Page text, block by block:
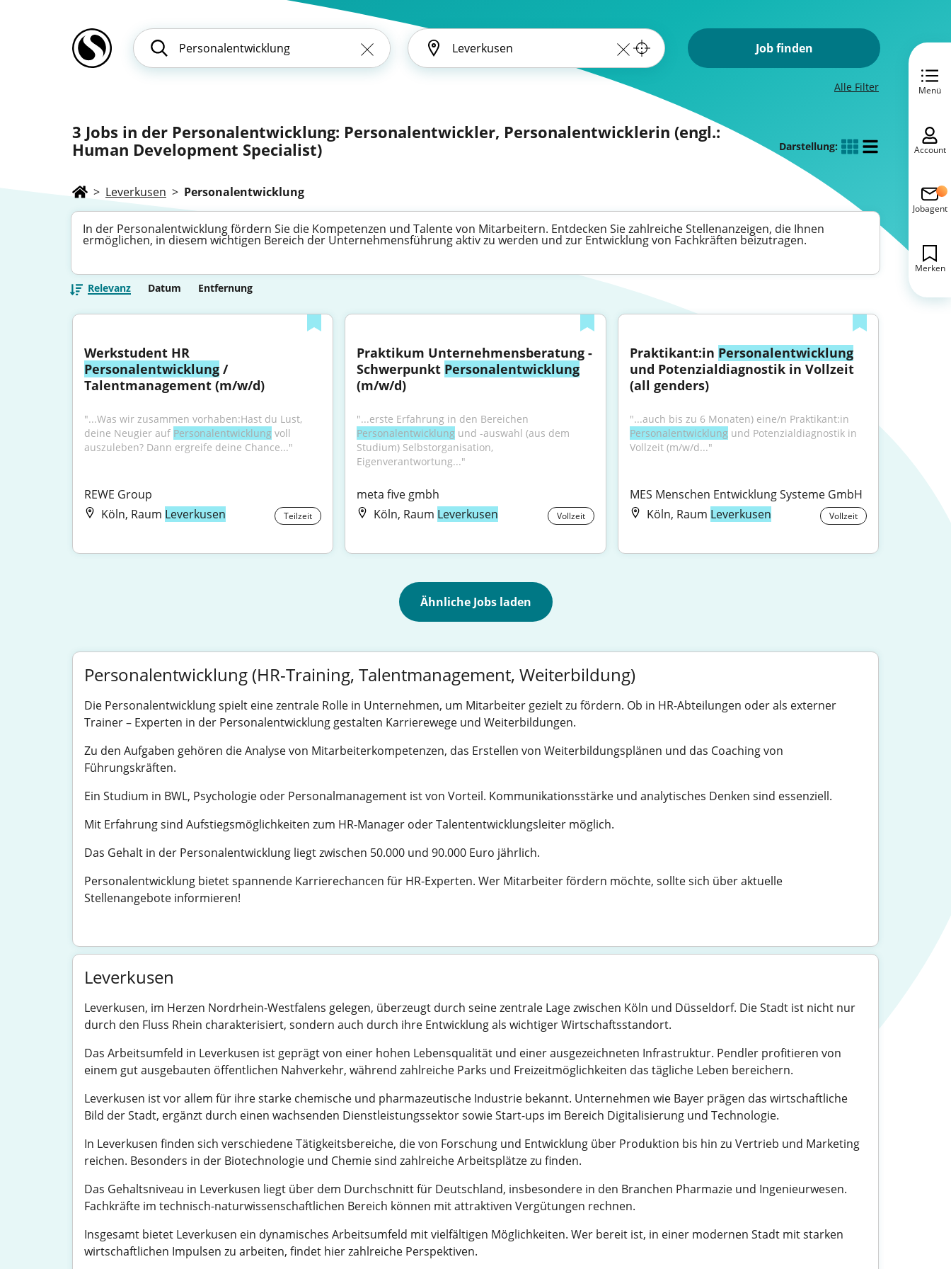
Job finden
Alle Filter
3 Jobs in der Personalentwicklung: Personalentwickler, Personalentwicklerin (engl.:
Human Development Specialist)
Darstellung:
> Leverkusen > Personalentwicklung
In der Personalentwicklung fördern Sie die Kompetenzen und Talente von Mitarbeitern. Entdecken Sie zahlreiche Stellenanzeigen, die Ihnen
ermöglichen, in diesem wichtigen Bereich der Unternehmensführung aktiv zu werden und zur Entwicklung von Fachkräften beizutragen.
Relevanz Datum Entfernung
Personalentwicklung /
Talentmanagement (m/w/d)
"...Was wir zusammen vorhaben:Hast du Lust,
deine Neugier auf Personalentwicklung voll
auszuleben? Dann ergreife deine Chance..."
REWE Group
Köln, Raum Leverkusen Teilzeit
Praktikum Unternehmensberatung -
Schwerpunkt Personalentwicklung
(m/w/d)
Personalentwicklung und -auswahl (aus dem
Studium) Selbstorganisation,
Eigenverantwortung..."
meta five gmbh
Köln, Raum Leverkusen Vollzeit
Praktikant:in Personalentwicklung
und Potenzialdiagnostik in Vollzeit
(all genders)
Personalentwicklung und Potenzialdiagnostik in
Vollzeit (m/w/d..."
MES Menschen Entwicklung Systeme GmbH
Köln, Raum Leverkusen Vollzeit
Ähnliche Jobs laden
Personalentwicklung (HR-Training, Talentmanagement, Weiterbildung)
Die Personalentwicklung spielt eine zentrale Rolle in Unternehmen, um Mitarbeiter gezielt zu fördern. Ob in HR-Abteilungen oder als externer
Trainer – Experten in der Personalentwicklung gestalten Karrierewege und Weiterbildungen.
Zu den Aufgaben gehören die Analyse von Mitarbeiterkompetenzen, das Erstellen von Weiterbildungsplänen und das Coaching von
Führungskräften.
Ein Studium in BWL, Psychologie oder Personalmanagement ist von Vorteil. Kommunikationsstärke und analytisches Denken sind essenziell.
Mit Erfahrung sind Aufstiegsmöglichkeiten zum HR-Manager oder Talententwicklungsleiter möglich.
Das Gehalt in der Personalentwicklung liegt zwischen 50.000 und 90.000 Euro jährlich.
Personalentwicklung bietet spannende Karrierechancen für HR-Experten. Wer Mitarbeiter fördern möchte, sollte sich über aktuelle
Stellenangebote informieren!
Leverkusen
Leverkusen, im Herzen Nordrhein-Westfalens gelegen, überzeugt durch seine zentrale Lage zwischen Köln und Düsseldorf. Die Stadt ist nicht nur
durch den Fluss Rhein charakterisiert, sondern auch durch ihre Entwicklung als wichtiger Wirtschaftsstandort.
Das Arbeitsumfeld in Leverkusen ist geprägt von einer hohen Lebensqualität und einer ausgezeichneten Infrastruktur. Pendler profitieren von
einem gut ausgebauten öffentlichen Nahverkehr, während zahlreiche Parks und Freizeitmöglichkeiten das tägliche Leben bereichern.
Leverkusen ist vor allem für ihre starke chemische und pharmazeutische Industrie bekannt. Unternehmen wie Bayer prägen das wirtschaftliche
Bild der Stadt, ergänzt durch einen wachsenden Dienstleistungssektor sowie Start-ups im Bereich Digitalisierung und Technologie.
In Leverkusen finden sich verschiedene Tätigkeitsbereiche, die von Forschung und Entwicklung über Produktion bis hin zu Vertrieb und Marketing
reichen. Besonders in der Biotechnologie und Chemie sind zahlreiche Arbeitsplätze zu finden.
Das Gehaltsniveau in Leverkusen liegt über dem Durchschnitt für Deutschland, insbesondere in den Branchen Pharmazie und Ingenieurwesen.
Fachkräfte im technisch-naturwissenschaftlichen Bereich können mit attraktiven Vergütungen rechnen.
Insgesamt bietet Leverkusen ein dynamisches Arbeitsumfeld mit vielfältigen Möglichkeiten. Wer bereit ist, in einer modernen Stadt mit starken
wirtschaftlichen Impulsen zu arbeiten, findet hier zahlreiche Perspektiven.
Menü
Account
Jobagent
Merken